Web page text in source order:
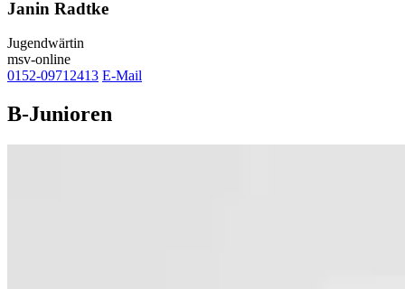
Janin Radtke
Jugendwärtin
msv-online
0152-09712413 E-Mail
B-Junioren